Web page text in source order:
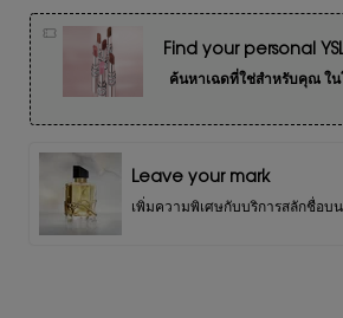
Find your personal
ค้นหาเฉดที่ใช่สำหรับคุณ ใน
Leave your mark
เพิ่มความพิเศษกับบริการสลักชื่อ